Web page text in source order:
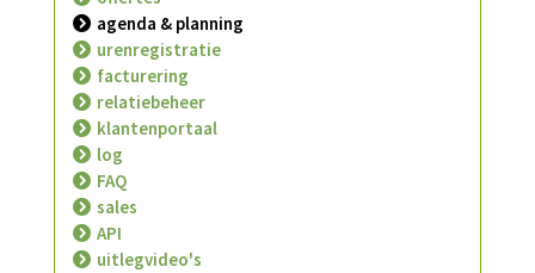
agenda & planning
urenregistratie
facturering
relatiebeheer
klantenportaal
log
FAQ
sales
API
uitlegvideo's